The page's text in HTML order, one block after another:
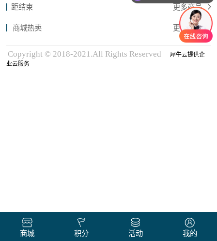
距结束 更多商品
商城热卖 更多商品
Copyright © 2018-2021.All Rights Reserved
犀牛云提供企
业云服务
商城 积分 活动 我的